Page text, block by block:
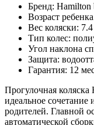
Бренд: Hamilton
Возраст
Вес коляски: 7.4
Тип колес:
Угол наклона
Защита:
Гарантия: 12
Прогулочная
идеальное
родителей. Главной
автоматической